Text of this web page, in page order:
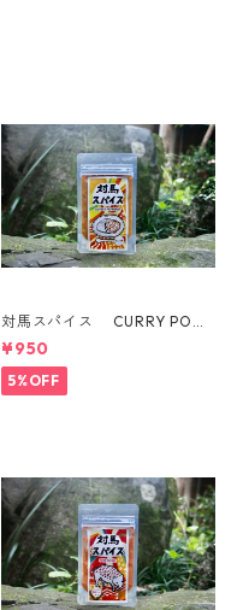
対馬スパイス CURRY POW
DER
¥950
5%OFF